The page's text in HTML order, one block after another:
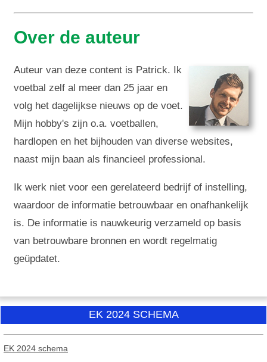
Over de auteur
Auteur van deze content is Patrick. Ik
voetbal zelf al meer dan 25 jaar en
volg het dagelijkse nieuws op de voet.
Mijn hobby's zijn o.a. voetballen,
hardlopen en het bijhouden van diverse websites,
naast mijn baan als financieel professional.
Ik werk niet voor een gerelateerd bedrijf of instelling,
waardoor de informatie betrouwbaar en onafhankelijk
is. De informatie is nauwkeurig verzameld op basis
van betrouwbare bronnen en wordt regelmatig
geüpdatet.
EK 2024 SCHEMA
EK 2024 schema